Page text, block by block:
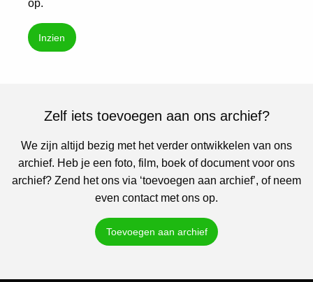
op.
Inzien
Zelf iets toevoegen aan ons archief?
We zijn altijd bezig met het verder ontwikkelen van ons
archief. Heb je een foto, film, boek of document voor ons
archief? Zend het ons via ‘toevoegen aan archief’, of neem
even contact met ons op.
Toevoegen aan archief